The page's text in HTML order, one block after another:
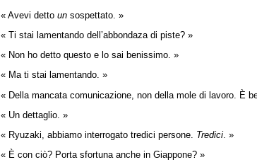
« Avevi dettounsospettato. »
« Ti stai lamentando dell’abbondaza di piste? »
« Non ho detto questo e lo sai benissimo. »
« Ma ti stai lamentando. »
« Della mancata comunicazione, non della mole di lavoro. È
« Un dettaglio. »
« Ryuzaki, abbiamo interrogato tredici persone. Tredici. »
« È con ciò? Porta sfortuna anche in Giappone? »